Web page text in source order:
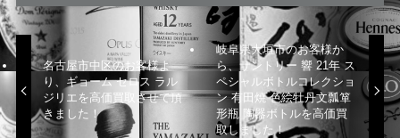
名古屋市中区のお客様よ
り、ギョーム セロス ラル
ジリエを高価買取させて頂
きました！
岐阜県大垣市のお客様か
ら、サントリー 響 21年 ス
ペシャルボトルコレクショ
ン 有田焼 色絵牡丹文瓢箪
形瓶 陶器ボトルを高価買
取しました！